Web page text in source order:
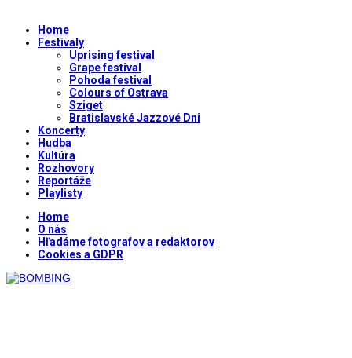
Home
Festivaly
Uprising festival
Grape festival
Pohoda festival
Colours of Ostrava
Sziget
Bratislavské Jazzové Dni
Koncerty
Hudba
Kultúra
Rozhovory
Reportáže
Playlisty
Home
O nás
Hľadáme fotografov a redaktorov
Cookies a GDPR